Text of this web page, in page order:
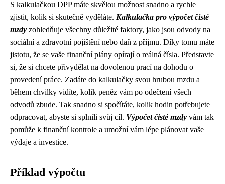
S kalkulačkou DPP máte skvělou možnost snadno a rychle
zjistit, kolik si skutečně vyděláte. Kalkulačka pro výpočet čisté
mzdy zohledňuje všechny důležité faktory, jako jsou odvody na
sociální a zdravotní pojištění nebo daň z příjmu. Díky tomu máte
jistotu, že se vaše finanční plány opírají o reálná čísla. Představte
si, že si chcete přivydělat na dovolenou prací na dohodu o
provedení práce. Zadáte do kalkulačky svou hrubou mzdu a
během chvilky vidíte, kolik peněz vám po odečtení všech
odvodů zbude. Tak snadno si spočítáte, kolik hodin potřebujete
odpracovat, abyste si splnili svůj cíl. Výpočet čisté mzdy vám tak
pomůže k finanční kontrole a umožní vám lépe plánovat vaše
výdaje a investice.
Příklad výpočtu